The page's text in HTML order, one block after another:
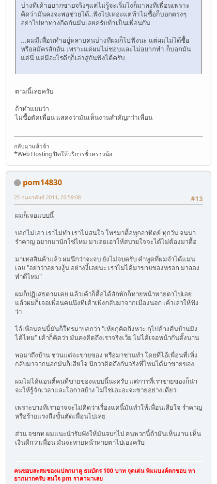
บ่างทีเค้าอยากขายจริงๆแต่ไม่รู้จะเริ่มไงก็มาลงทีเพื่อนเพราะ
คิดว่ามันคงจะพอช่วยได้..ฟังไปเหอะแต่ท้าไม่ซื้อก็บอกตรงๆ
อย่าไปหาทางกีดกันมันเลยครับท้าเป็นเพื่อนกัน
...ผมมีเพื่อนทำอยู่หลายคนบ่างทีผมก็ไปฟังนะ แต่ผมไม่ได้ซื้อ
หรือสมัครสักอัน เพราะแค่ผมไม่ชอบและไม่อยากทำ ก็บอกมัน
แค่นี่ แต่มีอะไรดีๆก็เล่าสู่กันฟังได้ครับ
ตามนี้เลยครับ
ถ้าทำแบบว่า
ไม่ซื้อตัดเพื่อน แสดงว่ามันเห็นงานสำคัญกว่าเพื่อน
กลับมาแล้วจ้า
*Web Hosting ปิดให้บริการชั่วคราวน้อ
pom14830
#13
25 กุมภาพันธ์ 2011, 20:59:08
ผมก็เจอแบบนี้
บอกไม่เอา เราไม่ทำ เราไม่สนใจ โทรมาตื้อทุกอาทิตย์ ทุกวัน จนน่า่
รำคาญ อยากมานักใช่ไหม มาเลยเอาให้สบายใจจะได้ไม่ต้องมาตื้อ
มาเทสสินค้าแล้ว ผมนึกว่าจะจบ ยังไม่จบครับ คำพูดที่ผมจำได้แม่น
เลย "อย่าว่าอย่างงู้น อย่างงี้เลยนะ เราไม่ได้มาขายของหรอก มาลอง
ทำดีไหม"
ผมก็ปฏิเสธตามเคย แล้วเค้าก็ตื้อได้สักพักก็หายหน้าหายตาไปเลย
แล้วผมก็เจอเพื่อนคนนึงที่เค้าเพิ่งกลับมาจากเมืองนอก เค้าเล่าให้ฟัง
ว่า
ไอ้เพื่อนคนนี้มันก็โืทรมาบอกว่า "เห้ยกุคิดถึงหวะ กุไปค้างคืนบ้านมึง
ได้ไหม" เค้าก็คิดว่า มันคงคิดถึงเราจริงเว้ย ไม่ได้เจอหน้ากันตั้งนาน
พอมาถึงบ้าน ชวนแต่จะขายของ หรือมาชวนทำ โดยที่ไอ้เพื่อนที่เพิ่ง
กลับมาจากนอกมันก็เสียใจ นึกว่าคิดถึงกันจริงที่ไหนได้มา่ขายของ
ผมไม่ได้แอนตี้คนที่ขายของแบบนี้นะครับ แต่การที่เราขายของก็น่า
จะให้รู้จักเวลาและโอกาสบ้าง ไม่ใช่เอะอะจะขายอย่างเดียว
เพราะบางทีเราอาจจะไม่คิดว่าเรื่องแค่นี้มันทำให้เพื่อนเสียใจ รำคาญ
หรือร้ายแรงถึงขั้นตัดเพื่อนไปเลย
ส่วน จขกท ผมแนะนำรับฟังให้มันจบๆไป คนพวกนี้ถ้ามันเห็นงาน เห็น
เงินดีกว่าเพื่อน มันจะหายหน้าหายตาไปเองครับ
คนชอบสะสมของแปลกมาดู ธนบัตร 100 บาท จุดเด่น พิมแบงค์ตกขอบ หา
ยากมากครับ สนใจ pm ราคามาเลย